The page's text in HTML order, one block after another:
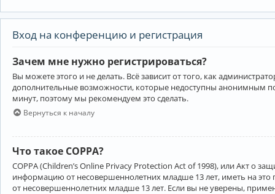
Вход на конференцию и регистрация
Зачем мне нужно регистрироваться?
Вы можете этого и не делать. Всё зависит от того, как
дополнительные возможности, которые недоступны анонимным
минут, поэтому мы рекомендуем это сделать.
Вернуться к началу
Что такое COPPA?
COPPA (Children’s Online Privacy Protection Act of 1998), или Акт о
информацию от несовершеннолетних младше 13 лет, иметь на
от несовершеннолетних младше 13 лет. Если вы не уверены,